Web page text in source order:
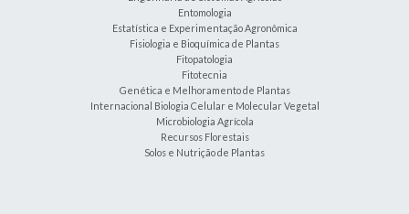
Entomologia
Estatística e Experimentação Agronômica
Fisiologia e Bioquímica de Plantas
Fitopatologia
Fitotecnia
Genética e Melhoramento de Plantas
Internacional Biologia Celular e Molecular Vegetal
Microbiologia Agrícola
Recursos Florestais
Solos e Nutrição de Plantas